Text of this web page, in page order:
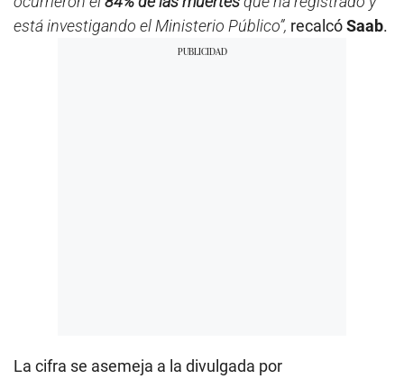
está investigando el Ministerio Público”, recalcóSaab.
La cifra se asemeja a la divulgada por